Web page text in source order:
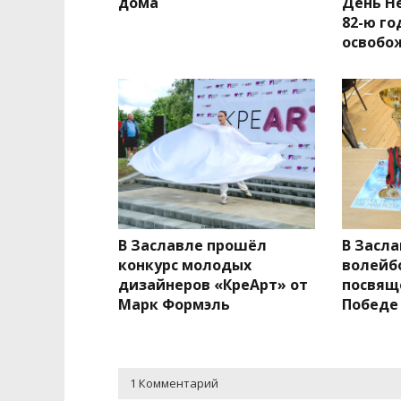
82-ю
В Заславле прошёл
конкурс молодых
дизайнеров «КреАрт» от
Марк Формэль
В
Победе
1 Комментарий